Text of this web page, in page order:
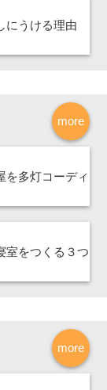
にうける理由
more
を多灯コーディ
室をつくる３つ
more